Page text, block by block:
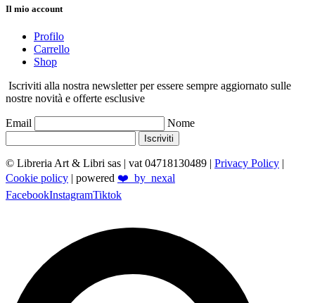
Il mio account
Profilo
Carrello
Shop
Iscriviti alla nostra newsletter per essere sempre aggiornato sulle
nostre novità e offerte esclusive
Email Nome
Iscriviti
© Libreria Art & Libri sas | vat 04718130489 | Privacy Policy |
Cookie policy | powered ❤️_by_nexal
FacebookInstagramTiktok